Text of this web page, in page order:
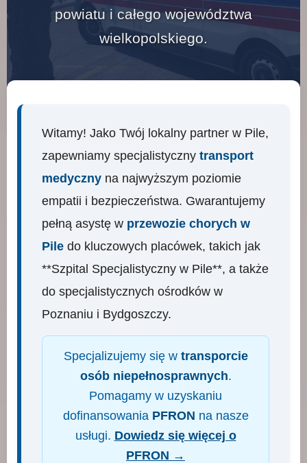
powiatu i całego województwa
wielkopolskiego.
Witamy! Jako Twój lokalny partner w Pile,
zapewniamy specjalistyczny transport
medyczny na najwyższym poziomie
empatii i bezpieczeństwa. Gwarantujemy
pełną asystę w przewozie chorych w
Pile do kluczowych placówek, takich jak
**Szpital Specjalistyczny w Pile**, a także
do specjalistycznych ośrodków w
Poznaniu i Bydgoszczy.
Specjalizujemy się w transporcie
osób niepełnosprawnych.
Pomagamy w uzyskaniu
dofinansowania PFRON na nasze
usługi. Dowiedz się więcej o
PFRON →